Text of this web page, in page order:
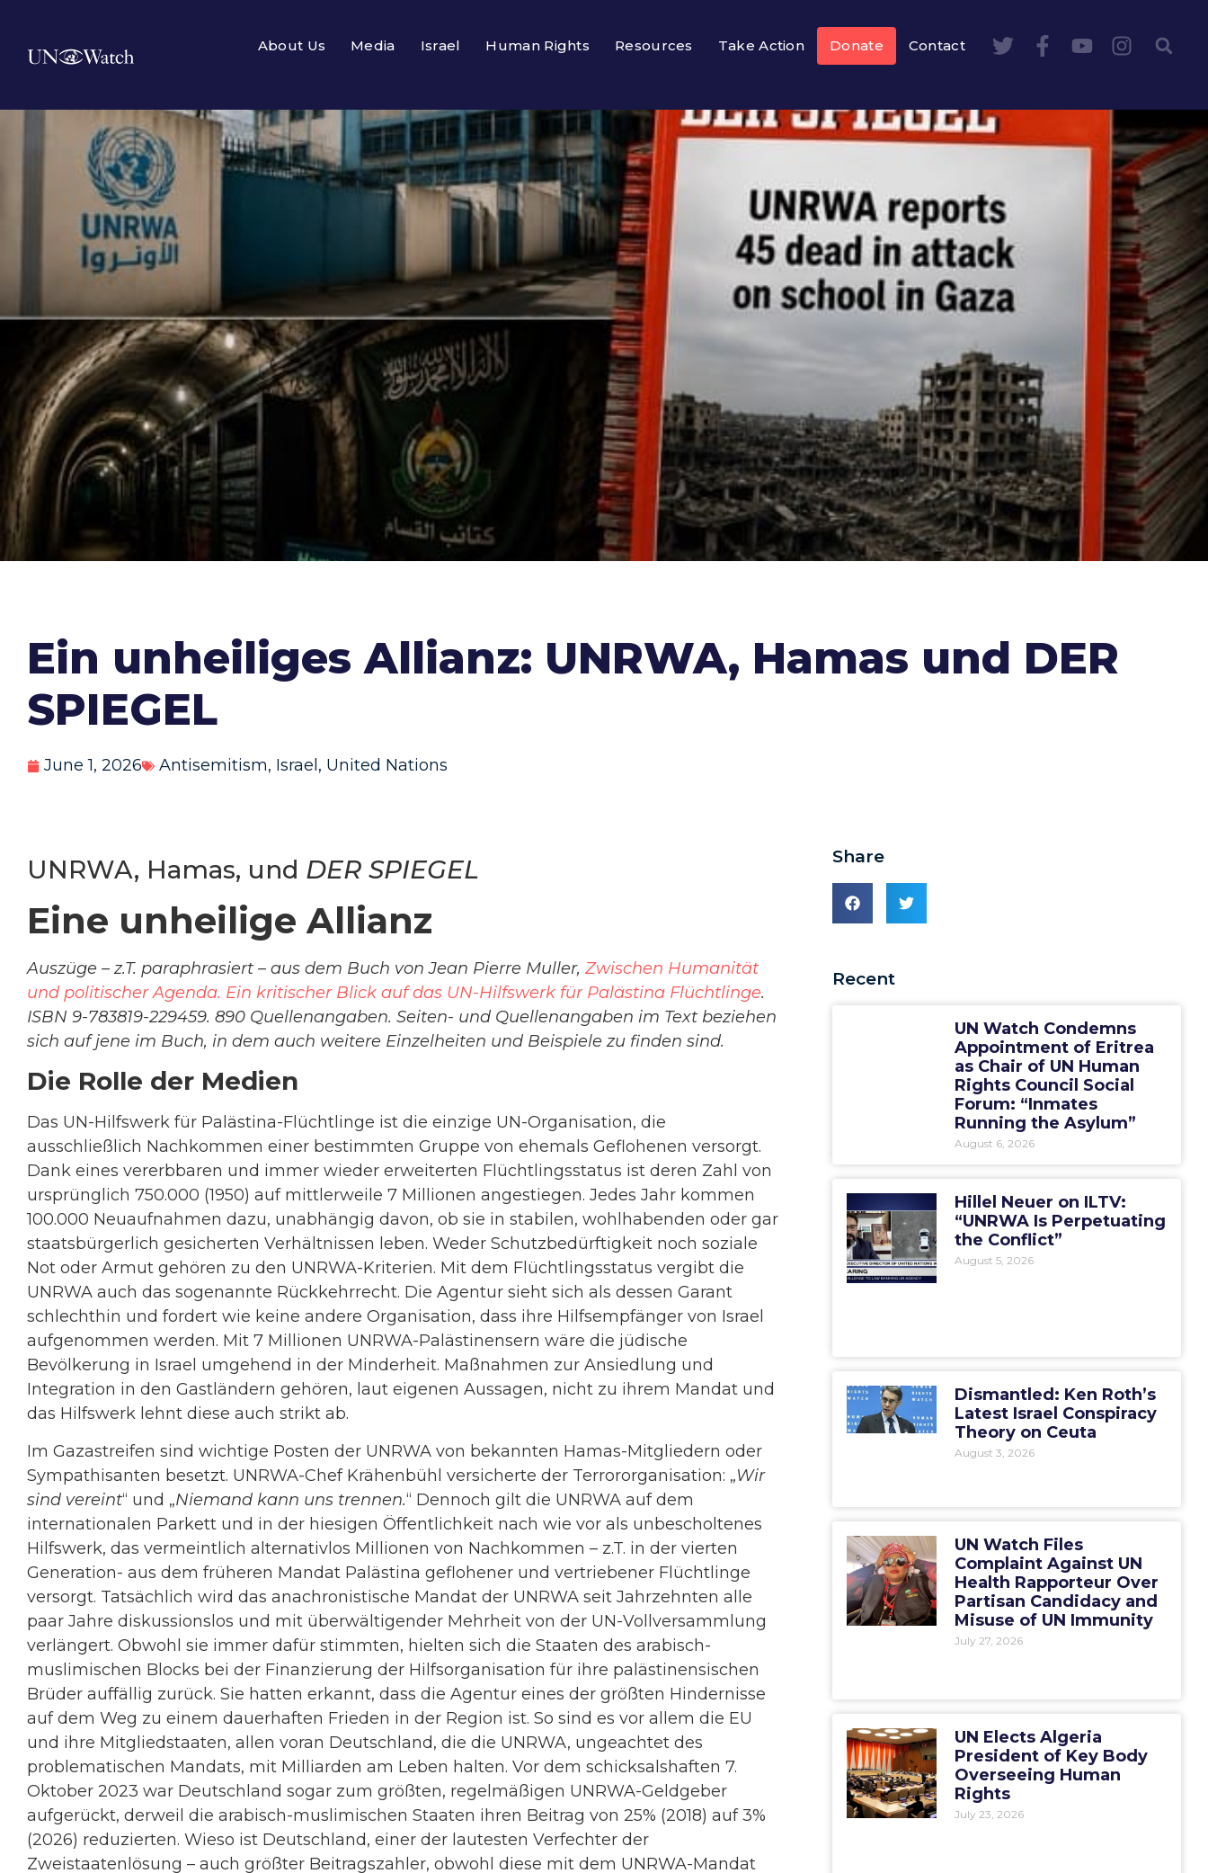
About Us Media Israel Human Rights Resources Take Action Donate Contact
Ein unheiliges Allianz: UNRWA, Hamas und DER
SPIEGEL
June 1, 2026 Antisemitism, Israel , United Nations
UNRWA, Hamas, und DER SPIEGEL
Eine unheilige Allianz
Auszüge – z.T. paraphrasiert – aus dem Buch von Jean Pierre Muller, Zwischen Humanität
und politischer Agenda. Ein kritischer Blick auf das UN-Hilfswerk für Palästina Flüchtlinge.
ISBN 9-783819-229459. 890 Quellenangaben. Seiten- und Quellenangaben im Text beziehen
sich auf jene im Buch, in dem auch weitere Einzelheiten und Beispiele zu finden sind.
Die Rolle der Medien
Das UN-Hilfswerk für Palästina-Flüchtlinge ist die einzige UN-Organisation, die
ausschließlich Nachkommen einer bestimmten Gruppe von ehemals Geflohenen versorgt.
Dank eines vererbbaren und immer wieder erweiterten Flüchtlingsstatus ist deren Zahl von
ursprünglich 750.000 (1950) auf mittlerweile 7 Millionen angestiegen. Jedes Jahr kommen
100.000 Neuaufnahmen dazu, unabhängig davon, ob sie in stabilen, wohlhabenden oder gar
staatsbürgerlich gesicherten Verhältnissen leben. Weder Schutzbedürftigkeit noch soziale
Not oder Armut gehören zu den UNRWA-Kriterien. Mit dem Flüchtlingsstatus vergibt die
UNRWA auch das sogenannte Rückkehrrecht. Die Agentur sieht sich als dessen Garant
schlechthin und fordert wie keine andere Organisation, dass ihre Hilfsempfänger von Israel
aufgenommen werden. Mit 7 Millionen UNRWA-Palästinensern wäre die jüdische
Bevölkerung in Israel umgehend in der Minderheit. Maßnahmen zur Ansiedlung und
Integration in den Gastländern gehören, laut eigenen Aussagen, nicht zu ihrem Mandat und
das Hilfswerk lehnt diese auch strikt ab.
Im Gazastreifen sind wichtige Posten der UNRWA von bekannten Hamas-Mitgliedern oder
Sympathisanten besetzt. UNRWA-Chef Krähenbühl versicherte der Terrororganisation: „Wir
sind vereint“ und „Niemand kann uns trennen.“ Dennoch gilt die UNRWA auf dem
internationalen Parkett und in der hiesigen Öffentlichkeit nach wie vor als unbescholtenes
Hilfswerk, das vermeintlich alternativlos Millionen von Nachkommen – z.T. in der vierten
Generation- aus dem früheren Mandat Palästina geflohener und vertriebener Flüchtlinge
versorgt. Tatsächlich wird das anachronistische Mandat der UNRWA seit Jahrzehnten alle
paar Jahre diskussionslos und mit überwältigender Mehrheit von der UN-Vollversammlung
verlängert. Obwohl sie immer dafür stimmten, hielten sich die Staaten des arabisch-
muslimischen Blocks bei der Finanzierung der Hilfsorganisation für ihre palästinensischen
Brüder auffällig zurück. Sie hatten erkannt, dass die Agentur eines der größten Hindernisse
auf dem Weg zu einem dauerhaften Frieden in der Region ist. So sind es vor allem die EU
und ihre Mitgliedstaaten, allen voran Deutschland, die die UNRWA, ungeachtet des
problematischen Mandats, mit Milliarden am Leben halten. Vor dem schicksalshaften 7.
Oktober 2023 war Deutschland sogar zum größten, regelmäßigen UNRWA-Geldgeber
aufgerückt, derweil die arabisch-muslimischen Staaten ihren Beitrag von 25% (2018) auf 3%
(2026) reduzierten. Wieso ist Deutschland, einer der lautesten Verfechter der
Zweistaatenlösung – auch größter Beitragszahler, obwohl diese mit dem UNRWA-Mandat
Share
Recent
UN Watch Condemns
Appointment of Eritrea
as Chair of UN Human
Rights Council Social
Forum: “Inmates
Running the Asylum”
August 6, 2026
Hillel Neuer on ILTV:
“UNRWA Is Perpetuating
the Conflict”
August 5, 2026
Dismantled: Ken Roth’s
Latest Israel Conspiracy
Theory on Ceuta
August 3, 2026
UN Watch Files
Complaint Against UN
Health Rapporteur Over
Partisan Candidacy and
Misuse of UN Immunity
July 27, 2026
UN Elects Algeria
President of Key Body
Overseeing Human
Rights
July 23, 2026